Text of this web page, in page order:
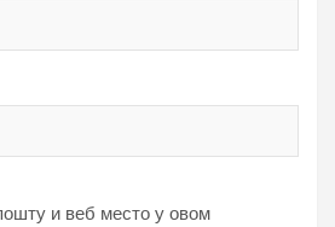
и веб место у овом